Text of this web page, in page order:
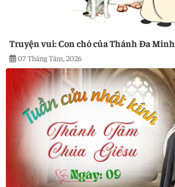
Truyện vui: Con chó của Thánh Đa Minh
07 Tháng Tám, 2026